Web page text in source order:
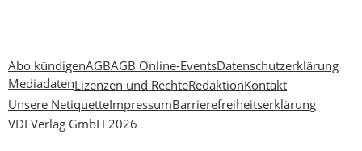
Abo kündigenAGBAGB Online-EventsDatenschutzerklärung
MediadatenLizenzen und RechteRedaktionKontakt
Unsere NetiquetteImpressumBarrierefreiheitserklärung
VDI Verlag GmbH 2026